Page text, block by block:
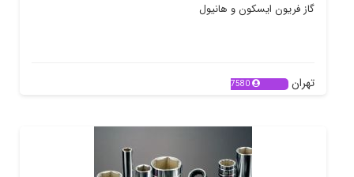
گاز فریون ایسکون و هانیول
تهران 7580